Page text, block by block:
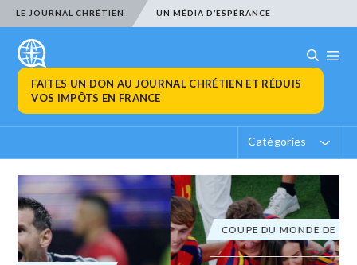
LE JOURNAL CHRÉTIEN UN MÉDIA D’ESPÉRANCE
FAITES UN DON AU JOURNAL CHRÉTIEN ET RÉDUIS
VOS IMPÔTS EN FRANCE
Catégories
COUPE DU MONDE DE FOOTBALL 2026